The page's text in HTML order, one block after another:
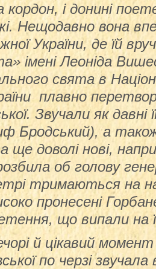
кордон, і донині
Нещодавно вона
України, де їй
імені Леоніда
свята в
плавно
Звучали як давні
Бродський), а також
ще доволі нові,
об голову
тримаються на
пронесені
що випали на
й цікавий
по черзі звучала